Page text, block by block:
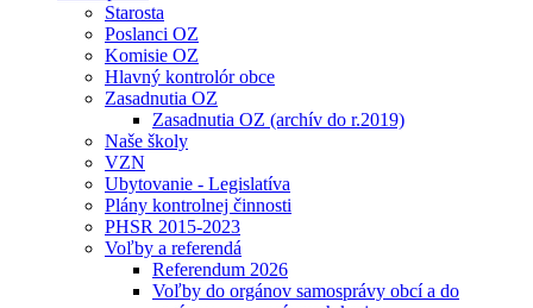
Starosta
Poslanci OZ
Komisie OZ
Hlavný kontrolór obce
Zasadnutia OZ
Zasadnutia OZ (archív do r.2019)
Naše školy
VZN
Ubytovanie - Legislatíva
Plány kontrolnej činnosti
PHSR 2015-2023
Voľby a referendá
Referendum 2026
Voľby do orgánov samosprávy obcí a do